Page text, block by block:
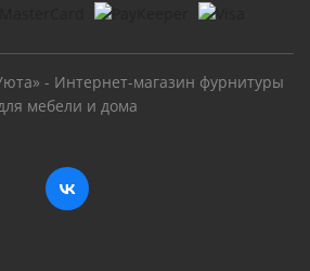
- Интернет-магазин фурнитуры
мебели и дома